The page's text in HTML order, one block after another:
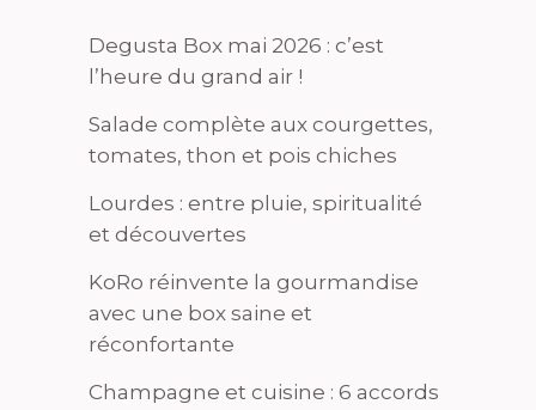
Degusta Box mai 2026 : c’est
l’heure du grand air !
Salade complète aux courgettes,
tomates, thon et pois chiches
Lourdes : entre pluie, spiritualité
et découvertes
KoRo réinvente la gourmandise
avec une box saine et
réconfortante
Champagne et cuisine : 6 accords